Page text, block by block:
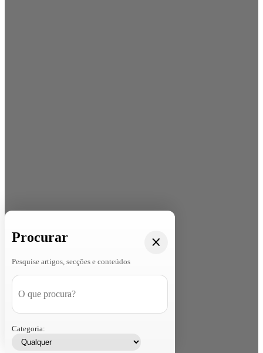
Procurar
Pesquise artigos, secções e conteúdos
Categoria: